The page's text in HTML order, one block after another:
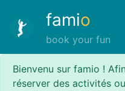
famio
book your fun
Bienvenu sur famio !
réserver des activités